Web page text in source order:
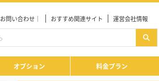
お問い合わせ｜ おすすめ関連サイト 運営会社情報
オプション 料金プラン